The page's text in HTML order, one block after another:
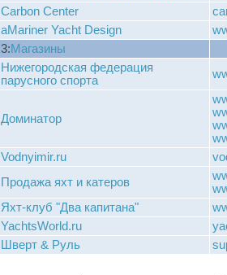
Carbon Center
aMariner Yacht Design
3:Магазины
Нижегородская федерация
парусного спорта
Доминатор
Vodnyimir.ru
Продажа яхт и катеров
Яхт-клуб "Два капитана"
YachtsWorld.ru
Шверт & Руль